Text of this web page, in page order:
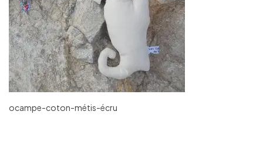
ocampe-coton-métis-écru